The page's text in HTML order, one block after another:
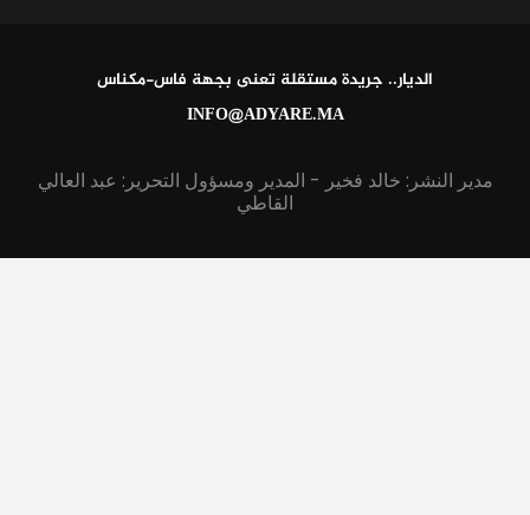
الديار.. جريدة مستقلة تعنى بجهة فاس-مكناس
INFO@ADYARE.MA
مدير النشر: خالد فخير - المدير ومسؤول التحرير: عبد العالي
القاطي